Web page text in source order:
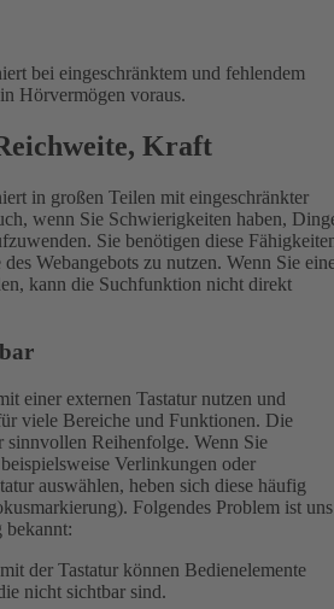
bei eingeschränktem und fehlendem
Hörvermögen voraus.
Kraft
in großen Teilen mit eingeschränkter
wenn Sie Schwierigkeiten haben,
Sie benötigen diese
Webangebots zu nutzen. Wenn Sie
kann die Suchfunktion nicht direkt
einer externen Tastatur nutzen und
viele Bereiche und Funktionen. Die
sinnvollen Reihenfolge. Wenn Sie
Verlinkungen oder
auswählen, heben sich diese häufig
Folgendes Problem ist uns
bekannt:
der Tastatur können Bedienelemente
nicht sichtbar sind.